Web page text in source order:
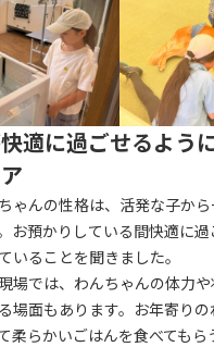
適に過ごせるよう
ゃんの性格は、活発な子か
お預かりしている間快適に
いることを聞きました。
場では、わんちゃんの体力
場面もあります。お年寄り
柔らかいごはんを食べてもら